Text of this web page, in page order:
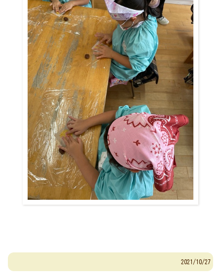
2021/10/27